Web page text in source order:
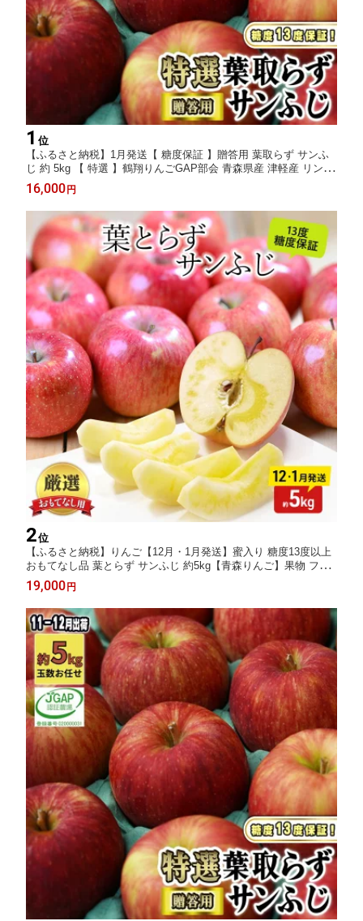
1 位
【ふるさと納税】1月発送【 糖度保証 】贈答用 葉取らず サンふ
じ 約 5kg 【 特選 】鶴翔りんごGAP部会 青森県産 津軽産 リンゴ
林檎 果物 JGAP認証 安心 丸かじり 甘い 高糖度 ギフト お届
け：2027年1月10日～2027年1月25日
16,000円
2位
【ふるさと納税】りんご【12月・1月発送】蜜入り 糖度13度以上
おもてなし品 葉とらず サンふじ 約5kg【青森りんご】果物 フル
ーツ 産地直送 贈り物 年末 年始 挨拶 お届け：2026年12月1日頃
～2026年12月25日、2027年1月5日頃～2027年1月15日
19,000円